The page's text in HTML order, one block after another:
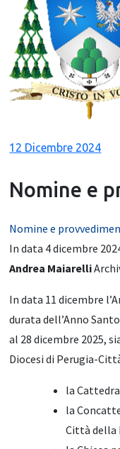
12 Dicembre 2024
Nomine e
Nomine e
In data 4 dicembre
Andrea Maiarelli
In data 11 dicembre
durata dell’Anno
al 28 dicembre 2025,
Diocesi di Perugia-
la
la
Città della